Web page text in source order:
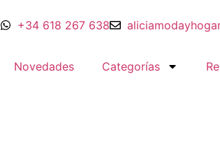
+34 618 267 638
Novedades Categorías